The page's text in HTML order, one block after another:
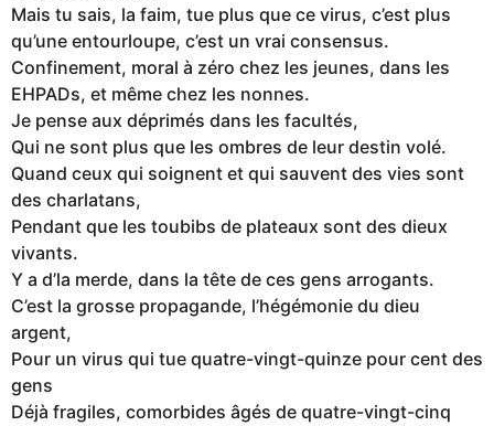
Mais tu sais, la faim, tue plus que ce virus, c’est plus
qu’une entourloupe, c’est un vrai consensus.
Confinement, moral à zéro chez les jeunes, dans les
EHPADs, et même chez les nonnes.
Je pense aux déprimés dans les facultés,
Qui ne sont plus que les ombres de leur destin volé.
Quand ceux qui soignent et qui sauvent des vies sont
des charlatans,
Pendant que les toubibs de plateaux sont des dieux
vivants.
Y a d’la merde, dans la tête de ces gens arrogants.
C’est la grosse propagande, l’hégémonie du dieu
argent,
Pour un virus qui tue quatre-vingt-quinze pour cent des
gens
Déjà fragiles, comorbides âgés de quatre-vingt-cinq